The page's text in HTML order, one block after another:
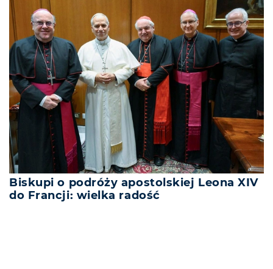
Biskupi o podróży apostolskiej Leona XIV
do Francji: wielka radość